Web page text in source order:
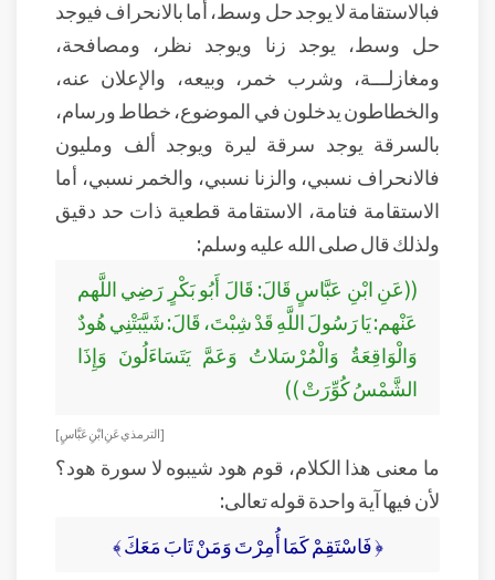
فبالاستقامة لا يوجد حل وسط، أما بالانحراف فيوجد
حل وسط، يوجد زنا ويوجد نظر، ومصافحة،
ومغازلـــة، وشرب خمر، وبيعه، والإعلان عنه،
والخطاطون يدخلون في الموضوع، خطاط ورسام،
بالسرقة يوجد سرقة ليرة ويوجد ألف ومليون
فالانحراف نسبي، والزنا نسبي، والخمر نسبي، أما
الاستقامة فتامة، الاستقامة قطعية ذات حد دقيق
ولذلك قال صلى الله عليه وسلم:
((عَنِ ابْنِ عَبَّاسٍ قَالَ: قَالَ أَبُو بَكْرٍ رَضِي اللَّهم
عَنْهم: يَا رَسُولَ اللَّهِ قَدْ شِبْتَ، قَالَ: شَيَّبَتْنِي هُودٌ
وَالْوَاقِعَةُ وَالْمُرْسَلاتُ وَعَمَّ يَتَسَاءَلُونَ وَإِذَا
الشَّمْسُ كُوِّرَتْ ))
[الترمذي عَنِ ابْنِ عَبَّاسٍ]
ما معنى هذا الكلام، قوم هود شيبوه لا سورة هود؟
لأن فيها آية واحدة قوله تعالى:
﴿ فَاسْتَقِمْ كَمَا أُمِرْتَ وَمَنْ تَابَ مَعَكَ ﴾